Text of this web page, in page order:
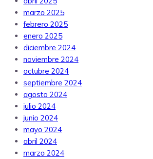
marzo 2025
febrero 2025
enero 2025
diciembre 2024
noviembre 2024
octubre 2024
septiembre 2024
agosto 2024
julio 2024
junio 2024
mayo 2024
abril 2024
marzo 2024